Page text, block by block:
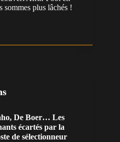
sommes plus lâchés !
De Boer… Les
écartés par la
de sélectionneur